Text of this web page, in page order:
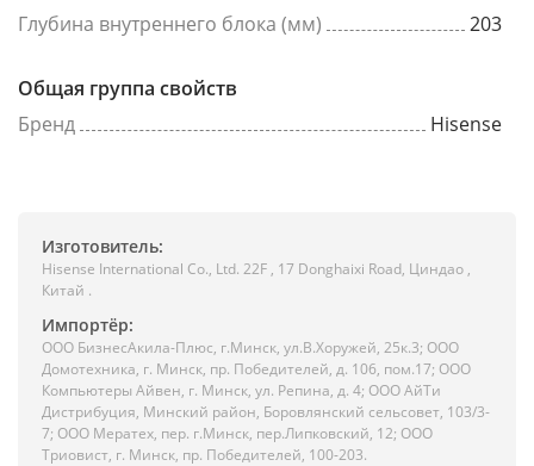
Глубина внутреннего блока (мм)
203
Общая группа свойств
Бренд
Hisense
Изготовитель:
Hisense International Co., Ltd. 22F , 17 Donghaixi Road, Циндао ,
Китай .
Импортёр:
ООО БизнесАкила-Плюc, г.Минск, ул.В.Хоружей, 25к.3; ООО
Домотехника, г. Минск, пр. Победителей, д. 106, пом.17; ООО
Компьютеры Айвен, г. Минск, ул. Репина, д. 4; ООО АйТи
Дистрибуция, Минский район, Боровлянский сельсовет, 103/3-
7; ООО Мератех, пер. г.Минск, пер.Липковский, 12; ООО
Триовист, г. Минск, пр. Победителей, 100-203.